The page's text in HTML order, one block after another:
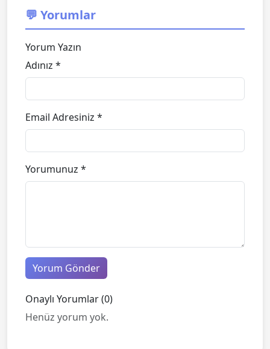
💬 Yorumlar
Yorum Yazın
Adınız *
Email Adresiniz *
Yorumunuz *
Yorum Gönder
Onaylı Yorumlar (0)
Henüz yorum yok.